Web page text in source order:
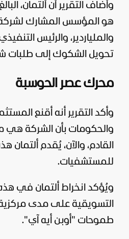
هو المؤسس المشارك لشركة
والملياردير، والرئيس
تحويل الشكوك إلى طلبات
محرك عصر الحوسبة
وأكد التقرير أنه أقنع
والحكومات بأن الشركة
القادم، والآن، يُقدم ألتمان
للمستشفيات.
ويُؤكد انخراط ألتمان في
التسويقية على مدى
طموحات "أوبن أيه آي".